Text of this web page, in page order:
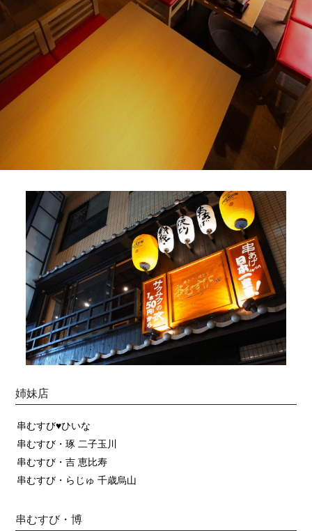
姉妹店
串むすび♥ひいな
串むすび・琢 二子玉川
串むすび・吉 恵比寿
串むすび・らじゅ 千歳烏山
串むすび・博